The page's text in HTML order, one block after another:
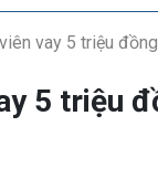
vay 5 triệu
5 triệu